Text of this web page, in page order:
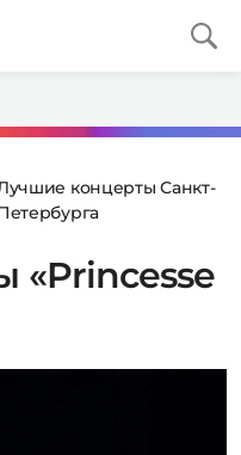
концерты Санкт-
«Princesse